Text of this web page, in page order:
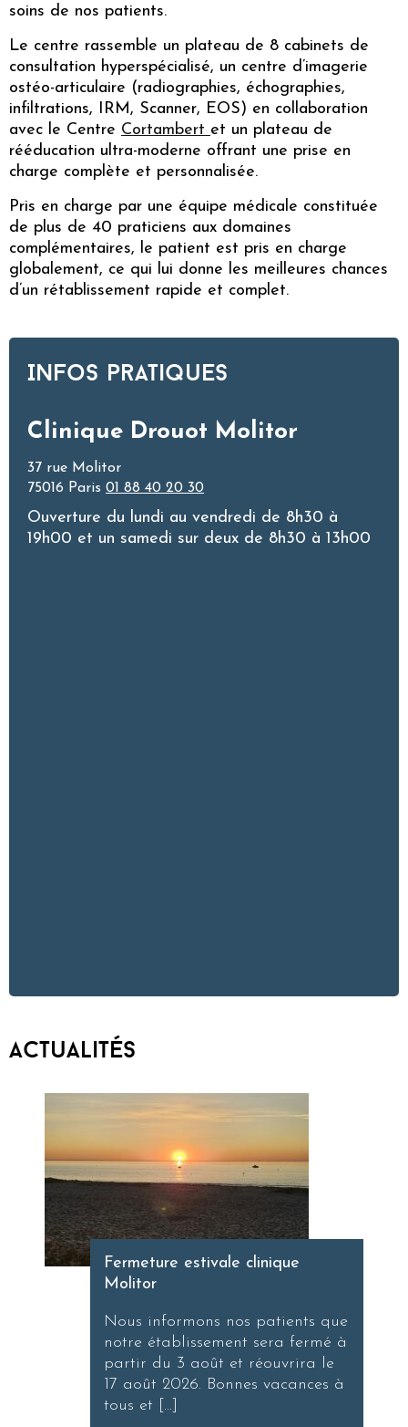
soins de nos patients.
Le centre rassemble un plateau de 8 cabinets de
consultation hyperspécialisé, un centre d’imagerie
ostéo-articulaire (radiographies, échographies,
infiltrations, IRM, Scanner, EOS) en collaboration
avec le Centre Cortambert et un plateau de
rééducation ultra-moderne offrant une prise en
charge complète et personnalisée.
Pris en charge par une équipe médicale constituée
de plus de 40 praticiens aux domaines
complémentaires, le patient est pris en charge
globalement, ce qui lui donne les meilleures chances
d’un rétablissement rapide et complet.
Infos pratiques
Clinique Drouot Molitor
37 rue Molitor
75016 Paris 01 88 40 20 30
Ouverture du lundi au vendredi de 8h30 à
19h00 et un samedi sur deux de 8h30 à 13h00
Actualités
Fermeture estivale clinique
Molitor
Nous informons nos patients que
notre établissement sera fermé à
partir du 3 août et réouvrira le
17 août 2026. Bonnes vacances à
tous et […]